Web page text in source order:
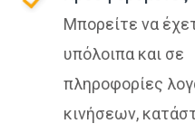
Μπορείτε να
υπόλοιπα και σε
πληροφορίες
κινήσεων,